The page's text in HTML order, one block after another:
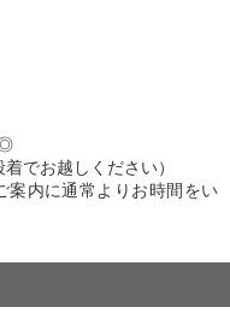
◎
でお越しください）
案内に通常よりお時間をい